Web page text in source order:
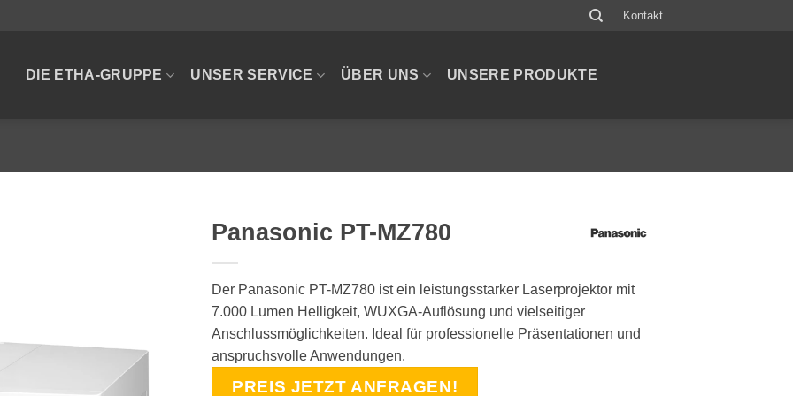
Kontakt
DIE ETHA-GRUPPE UNSER SERVICE ÜBER UNS UNSERE PRODUKTE
Panasonic PT-MZ780
Der Panasonic PT-MZ780 ist ein leistungsstarker Laserprojektor mit
7.000 Lumen Helligkeit, WUXGA-Auflösung und vielseitiger
Anschlussmöglichkeiten. Ideal für professionelle Präsentationen und
anspruchsvolle Anwendungen.
PREIS JETZT ANFRAGEN!